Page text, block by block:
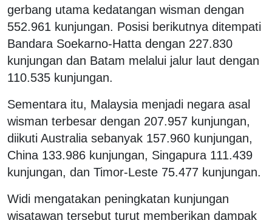
gerbang utama kedatangan wisman dengan
552.961 kunjungan. Posisi berikutnya ditempati
Bandara Soekarno-Hatta dengan 227.830
kunjungan dan Batam melalui jalur laut dengan
110.535 kunjungan.
Sementara itu, Malaysia menjadi negara asal
wisman terbesar dengan 207.957 kunjungan,
diikuti Australia sebanyak 157.960 kunjungan,
China 133.986 kunjungan, Singapura 111.439
kunjungan, dan Timor-Leste 75.477 kunjungan.
Widi mengatakan peningkatan kunjungan
wisatawan tersebut turut memberikan dampak